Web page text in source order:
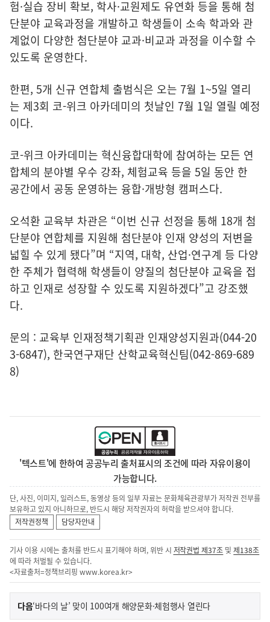
험·실습 장비 확보, 학사·교원제도 유연화 등을 통해 첨
단분야 교육과정을 개발하고 학생들이 소속 학과와 관
계없이 다양한 첨단분야 교과·비교과 과정을 이수할 수
있도록 운영한다.
한편, 5개 신규 연합체 출범식은 오는 7월 1~5일 열리
는 제3회 코-위크 아카데미의 첫날인 7월 1일 열릴 예정
이다.
코-위크 아카데미는 혁신융합대학에 참여하는 모든 연
합체의 분야별 우수 강좌, 체험교육 등을 5일 동안 한
공간에서 공동 운영하는 융합·개방형 캠퍼스다.
오석환 교육부 차관은 “이번 신규 선정을 통해 18개 첨
단분야 연합체를 지원해 첨단분야 인재 양성의 저변을
넓힐 수 있게 됐다”며 “지역, 대학, 산업·연구계 등 다양
한 주체가 협력해 학생들이 양질의 첨단분야 교육을 접
하고 인재로 성장할 수 있도록 지원하겠다”고 강조했
다.
문의 : 교육부 인재정책기획관 인재양성지원과(044-20
3-6847), 한국연구재단 산학교육혁신팀(042-869-689
8)
'텍스트'에 한하여 공공누리 출처표시의 조건에 따라 자유이용이
가능합니다.
단, 사진, 이미지, 일러스트, 동영상 등의 일부 자료는 문화체육관광부가 저작권 전부를
보유하고 있지 아니하므로, 반드시 해당 저작권자의 허락을 받으셔야 합니다.
저작권정책
담당자안내
기사 이용 시에는 출처를 반드시 표기해야 하며, 위반 시 저작권법 제37조 및제138조
에 따라 처벌될 수 있습니다.
<자료출처=정책브리핑 www.korea.kr>
이다음기
사
‘바다의 날’ 맞이 100여개 해양문화·체험행사 열린다